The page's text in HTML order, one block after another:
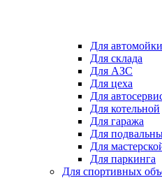
Для автомойки
Для склада
Для АЗС
Для цеха
Для
Для котельной
Для гаража
Для
Для
Для паркинга
Для спортивных